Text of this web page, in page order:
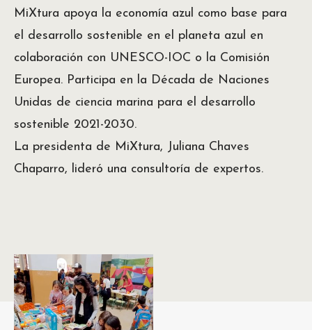
MiXtura apoya la economía azul como base para
el desarrollo sostenible en el planeta azul en
colaboración con UNESCO-IOC o la Comisión
Europea. Participa en la Década de Naciones
Unidas de ciencia marina para el desarrollo
sostenible 2021-2030.
La presidenta de MiXtura, Juliana Chaves
Chaparro, lideró una consultoría de expertos.